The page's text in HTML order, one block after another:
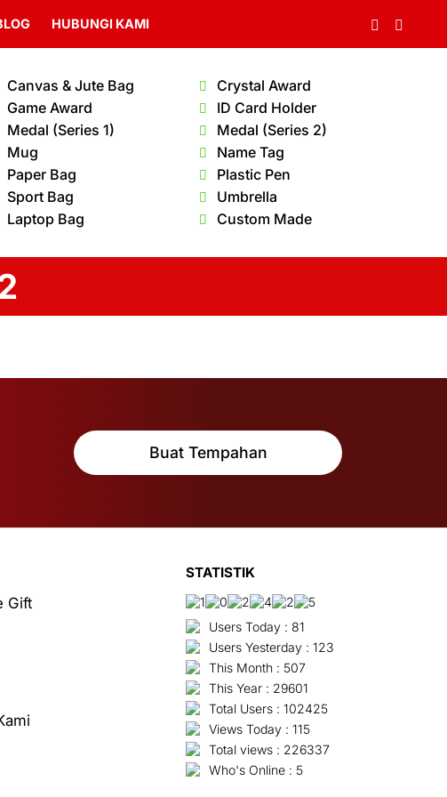
HUBUNGI KAMI
Canvas & Jute Bag
Crystal Award
Game Award
ID Card Holder
Medal (Series 1)
Medal (Series 2)
Mug
Name Tag
Paper Bag
Plastic Pen
Sport Bag
Umbrella
Laptop Bag Custom Made
Buat Tempahan
Gift
STATISTIK
Users Today : 81
Users Yesterday : 123
This Month : 507
This Year : 29601
Total Users : 102425
Views Today : 115
Total views : 226337
Who's Online : 5